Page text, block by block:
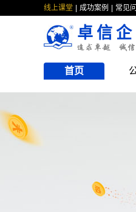
线上课堂 成功案例 常见
卓信
首页